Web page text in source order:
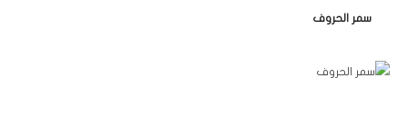
سمر الحروف